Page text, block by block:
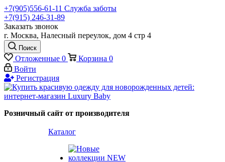
+7(905)556-61-11 Служба заботы
+7(915) 246-31-89
Заказать звонок
г. Москва, Налесный переулок, дом 4 стр 4
Поиск
Отложенные 0 Корзина 0
Войти
Регистрация
Розничный сайт от производителя
Каталог